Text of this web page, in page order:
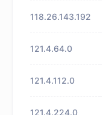
118.26.143.192
121.4.64.0
121.4.112.0
121.4.224.0